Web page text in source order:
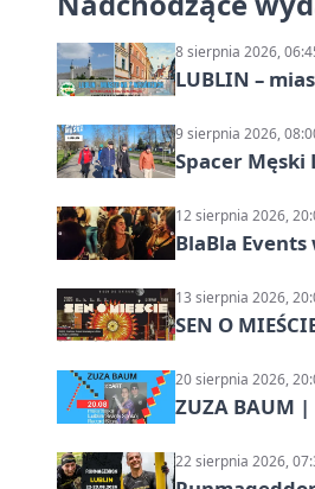
8 sierpnia 2026,
LUBLIN –
9 sierpnia 2026,
Spacer Męski
12 sierpnia 2026,
BlaBla
13 sierpnia 2026,
SEN O
20 sierpnia 2026,
ZUZA BAUM
22 sierpnia 2026,